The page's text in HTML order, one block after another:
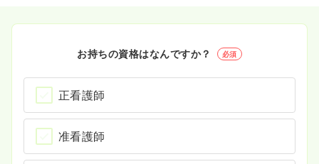
お持ちの資格はなんですか？ 必須
正看護師
准看護師